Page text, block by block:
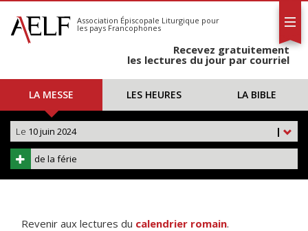
S'abonner
Calendrier
Association Épiscopale Liturgique pour
les pays Francophones
Recevez gratuitement
les lectures du jour par courriel
LA MESSE LES HEURES LA BIBLE
|
Le 10 juin 2024
de la férie
Revenir aux lectures du calendrier romain.